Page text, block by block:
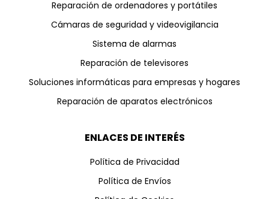
Reparación de ordenadores y portátiles
Cámaras de seguridad y videovigilancia
Sistema de alarmas
Reparación de televisores
Soluciones informáticas para empresas y hogares
Reparación de aparatos electrónicos
ENLACES DE INTERÉS
Política de Privacidad
Política de Envíos